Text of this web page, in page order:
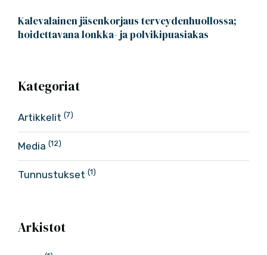
Kalevalainen jäsenkorjaus terveydenhuollossa;
hoidettavana lonkka- ja polvikipuasiakas
Kategoriat
Artikkelit (7)
Media (12)
Tunnustukset (1)
Arkistot